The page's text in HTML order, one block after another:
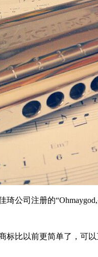
公司注册的“Ohmaygod,
比以前更简单了，可以